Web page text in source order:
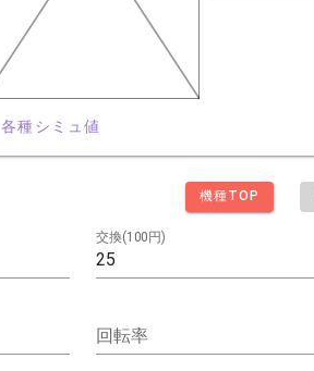
各種シミュ値
機種TOP
交換(100円)
回転率